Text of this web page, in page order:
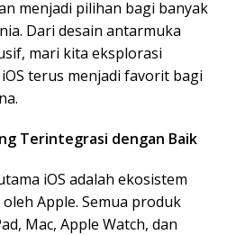
menjadi pilihan bagi banyak
Dari desain antarmuka
mari kita eksplorasi
terus menjadi favorit bagi
Terintegrasi dengan Baik
iOS adalah ekosistem
Apple. Semua produk
Mac, Apple Watch, dan